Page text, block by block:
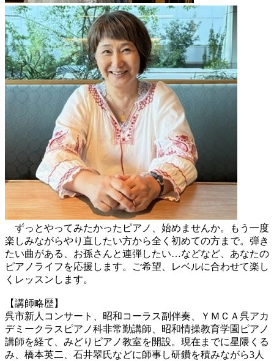
ずっとやってみたかったピアノ、始めませんか。もう一度
楽しみながらやり直したい方から全く初めての方まで。弾き
たい曲がある、お孫さんと連弾したい…などなど、あなたの
ピアノライフを応援します。ご希望、レベルに合わせて楽し
くレッスンします。
【講師略歴】
呉市新人コンサート、昭和コーラス副伴奏、ＹＭＣＡ呉アカ
デミークラスピアノ科非常勤講師、昭和情操教育学園ピアノ
講師を経て、みどりピアノ教室を開設。現在までに星隈くる
み、橋本英二、石井翠氏などに師事し研鑽を積みながら3人